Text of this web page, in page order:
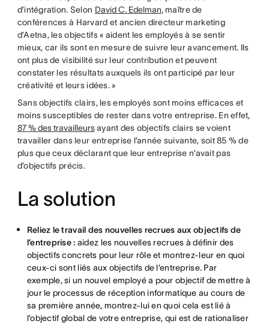
d’intégration. Selon David C. Edelman, maître de
conférences à Harvard et ancien directeur marketing
d’Aetna, les objectifs « aident les employés à se sentir
mieux, car ils sont en mesure de suivre leur avancement. Ils
ont plus de visibilité sur leur contribution et peuvent
constater les résultats auxquels ils ont participé par leur
créativité et leurs idées. »
Sans objectifs clairs, les employés sont moins efficaces et
moins susceptibles de rester dans votre entreprise. En effet,
87 % des travailleursayant des objectifs clairs se voient
travailler dans leur entreprise l’année suivante, soit 85 % de
plus que ceux déclarant que leur entreprise n’avait pas
d’objectifs précis.
La solution
Reliez le travail des nouvelles recrues aux objectifs de
l’entreprise : aidez les nouvelles recrues à définir des
objectifs concrets pour leur rôle et montrez-leur en quoi
ceux-ci sont liés aux objectifs de l’entreprise. Par
exemple, si un nouvel employé a pour objectif de mettre à
jour le processus de réception informatique au cours de
sa première année, montrez-lui en quoi cela est lié à
l’objectif global de votre entreprise, qui est de rationaliser